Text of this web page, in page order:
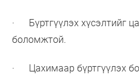
· Бүртгүүлэх хүсэлтийг
боломжтой.
· Цахимаар бүртгүүлэх